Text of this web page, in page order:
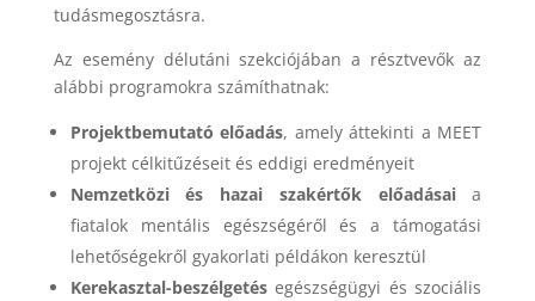
tudásmegosztásra.
Az esemény délutáni szekciójában a résztvevők az
alábbi programokra számíthatnak:
Projektbemutató előadás, amely áttekinti a MEET
projekt célkitűzéseit és eddigi eredményeit
Nemzetközi és hazai szakértők előadásaia
fiatalok mentális egészségéről és a támogatási
lehetőségekről gyakorlati példákon keresztül
Kerekasztal-beszélgetésegészségügyi és szociális